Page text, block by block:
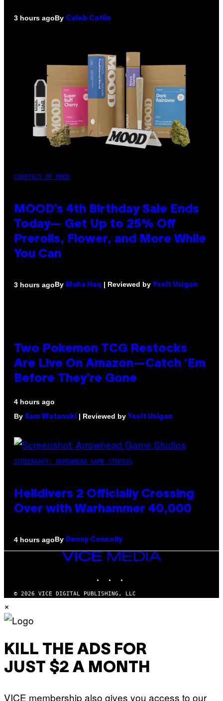
3 hours agoBy Caleb Catlin
COURTESY OF MOOD
MOOD’s 4th Birthday Sale Ends
Today— Get Up to 25% Off
Prerolls, Flower, and More While
You Can
3 hours agoBy Maha Haq | Reviewed by Ysolt Usigan
Two Pokemon TCG Restocks
Are Live On Amazon—Catch ‘Em
Before They’re Gone
4 hours ago
By Sam Watanuki | Reviewed by Ysolt Usigan
SCREENSHOT: ARROWHEAD GAME STUDIOS
Helldivers 2 Officially Crossing
Over with Warhammer 40,000
4 hours agoBy Denny Connolly
VICE
© 2026 VICE DIGITAL PUBLISHING, LLC
×
KILL THE ADS FOR
JUST $2 A MONTH
VICE membership also gives you access to our